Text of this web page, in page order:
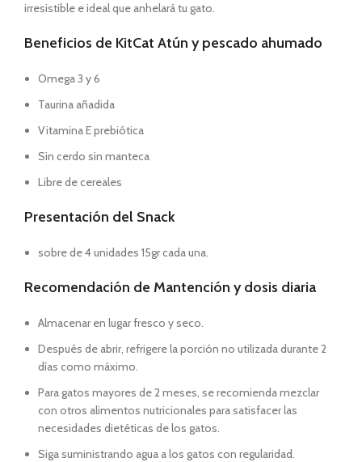
irresistible e ideal que anhelará tu gato.
Beneficios de KitCat Atún y pescado ahumado
Omega 3 y 6
Taurina añadida
Vitamina E prebiótica
Sin cerdo sin manteca
Libre de cereales
Presentación del Snack
sobre de 4 unidades 15gr cada una.
Recomendación de Mantención y dosis diaria
Almacenar en lugar fresco y seco.
Después de abrir, refrigere la porción no utilizada durante 2
días como máximo.
Para gatos mayores de 2 meses, se recomienda mezclar
con otros alimentos nutricionales para satisfacer las
necesidades dietéticas de los gatos.
Siga suministrando agua a los gatos con regularidad.